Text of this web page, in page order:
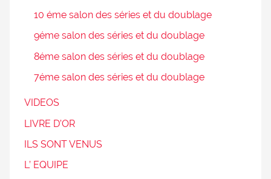
10 éme salon des séries et du doublage
9éme salon des séries et du doublage
8éme salon des séries et du doublage
7éme salon des séries et du doublage
VIDEOS
LIVRE D’OR
ILS SONT VENUS
L’ EQUIPE